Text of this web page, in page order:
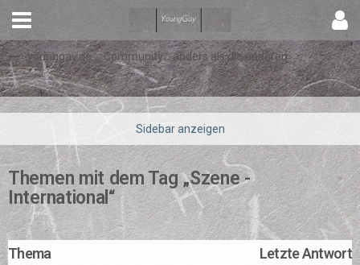
younggay.de ::: Community :: anders als die anderen
Themen mit dem Tag „Szene -
International“
Thema Letzte Antwort